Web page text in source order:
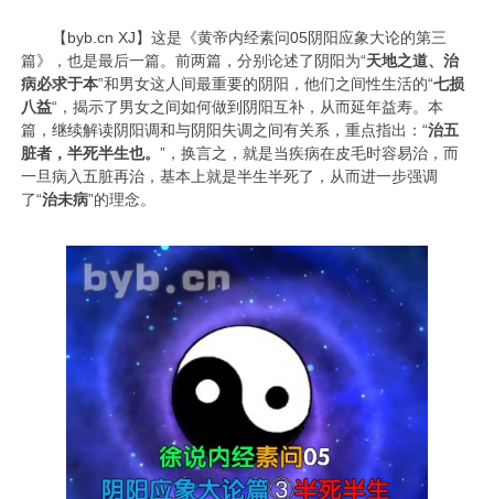
【byb.cn XJ】这是《黄帝内经素问05阴阳应象大论的第三
篇》 ，也是最后一篇。前两篇，分别论述了阴阳为“天地之道、治
病必求于本”和男女这人间最重要的阴阳，他们之间性生活的“七损
八益“，揭示了男女之间如何做到阴阳互补，从而延年益寿。本
篇，继续解读阴阳调和与阴阳失调之间有关系，重点指出：“治五
脏者，半死半生也。”，换言之，就是当疾病在皮毛时容易治，而
一旦病入五脏再治，基本上就是半生半死了，从而进一步强调
了“治未病”的理念。